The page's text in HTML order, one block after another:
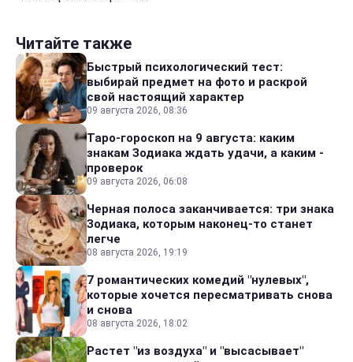
Читайте также
Быстрый психологический тест:
выбирай предмет на фото и раскрой
свой настоящий характер
09 августа 2026, 08:36
Таро-гороскоп на 9 августа: каким
знакам Зодиака ждать удачи, а каким -
проверок
09 августа 2026, 06:08
Черная полоса заканчивается: три знака
Зодиака, которым наконец-то станет
легче
08 августа 2026, 19:19
7 романтических комедий "нулевых",
которые хочется пересматривать снова
и снова
08 августа 2026, 18:02
Растет "из воздуха" и "высасывает"